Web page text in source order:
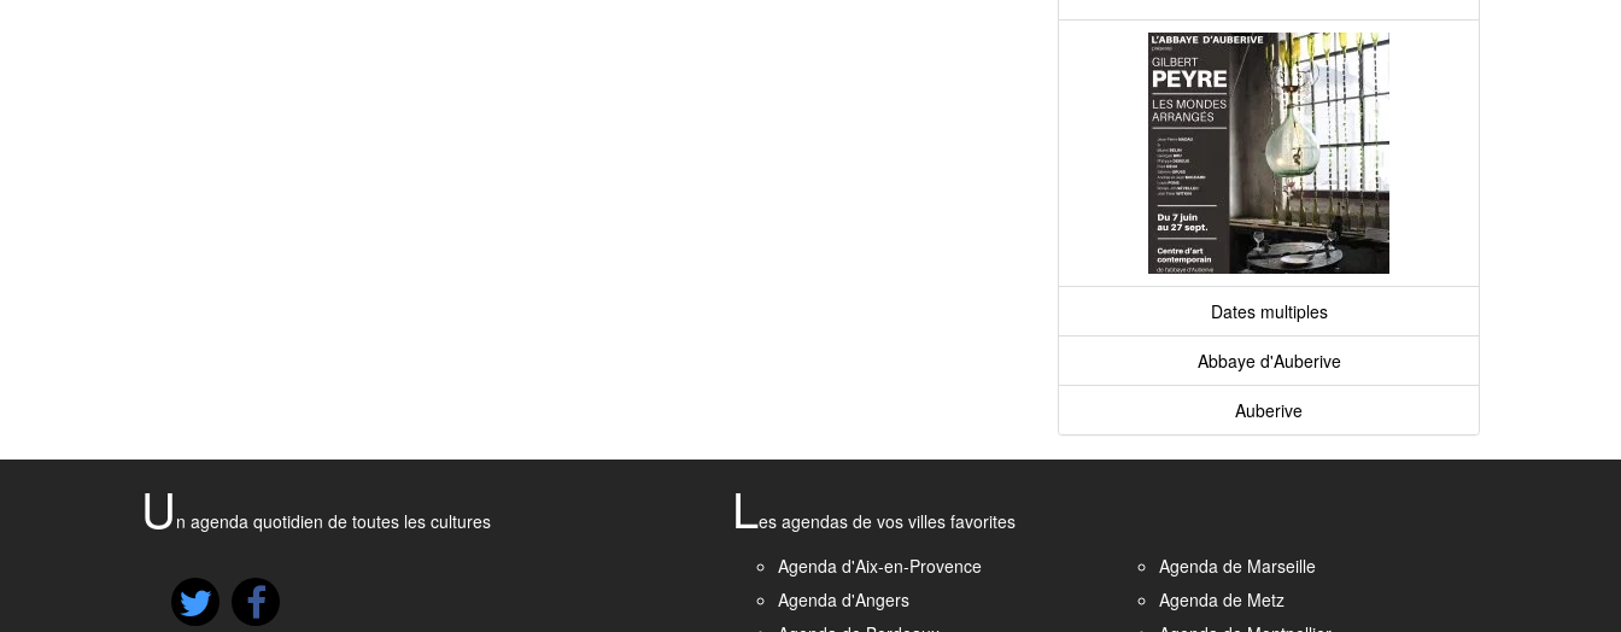
Dates multiples
Abbaye d'Auberive
Auberive
U n agenda quotidien de toutes les cultures Les agendas de vos villes favorites
Agenda d'Aix-en-Provence
Agenda d'Angers
Agenda de Marseille
Agenda de Metz